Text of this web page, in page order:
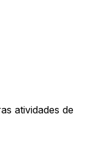
atividades de